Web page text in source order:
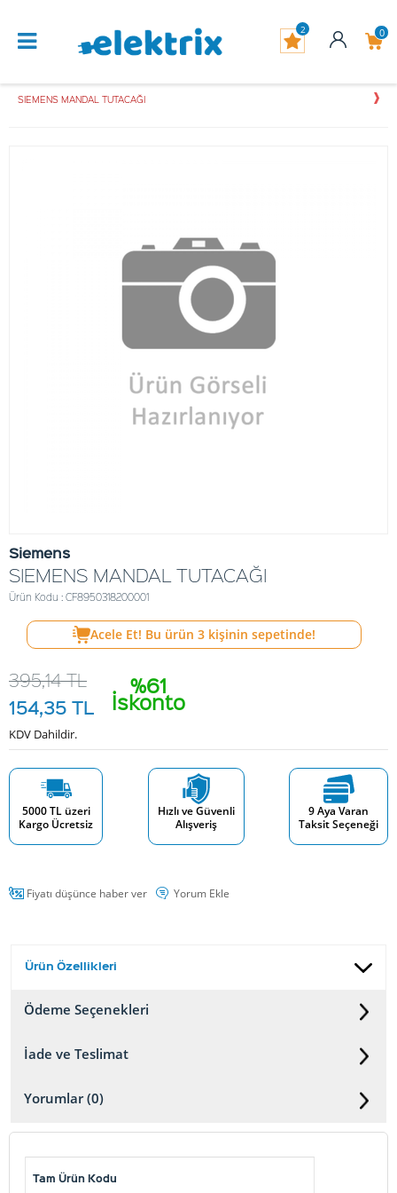
0
2
SIEMENS MANDAL TUTACAĞI
Siemens
SIEMENS MANDAL TUTACAĞI
Ürün Kodu : CF8950318200001
Acele Et! Bu ürün 3 kişinin sepetinde!
%61
İskonto
395,14TL
154,35 TL
KDV Dahildir.
5000 TL üzeri
Kargo Ücretsiz
Hızlı ve Güvenli
Alışveriş
9 Aya Varan
Taksit Seçeneği
Fiyatı düşünce haber ver Yorum Ekle
Ürün Özellikleri
Ödeme Seçenekleri
İade ve Teslimat
Yorumlar (0)
Tam Ürün Kodu